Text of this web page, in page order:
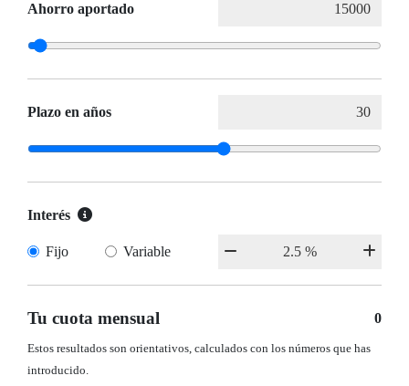
Ahorro aportado
Plazo en años
Interés
Fijo Variable
Tu cuota mensual 0
Estos resultados son orientativos, calculados con los números que has
introducido.